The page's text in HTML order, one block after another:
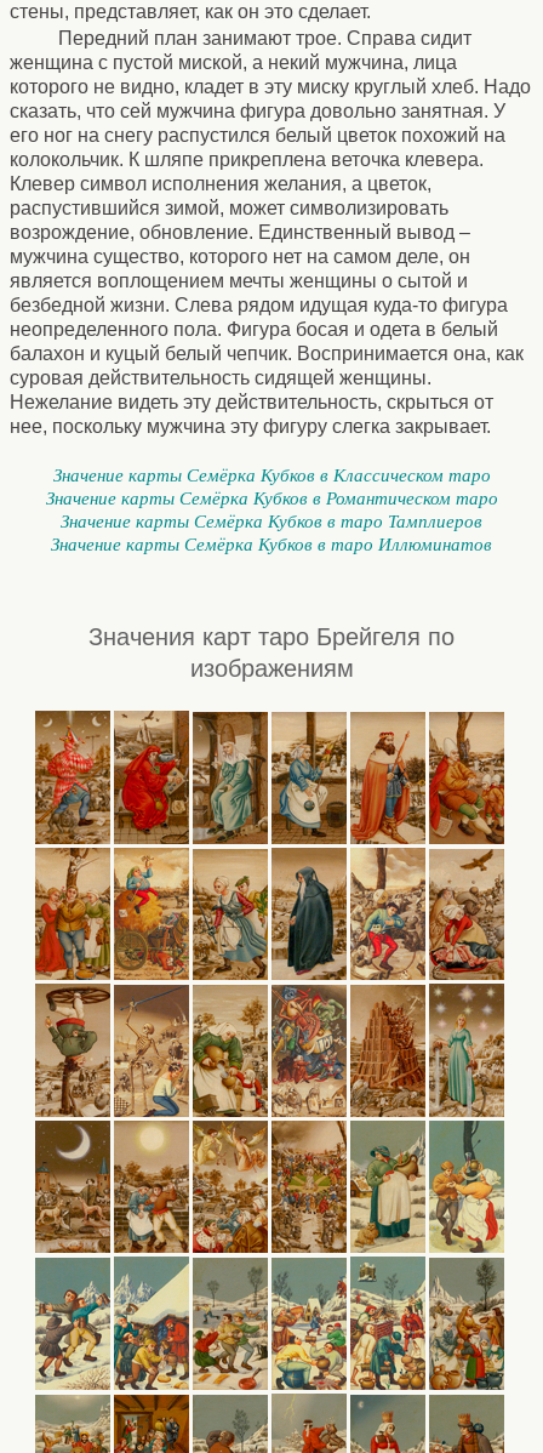
стены, представляет, как он это сделает.
Передний план занимают трое. Справа сидит
женщина с пустой миской, а некий мужчина, лица
которого не видно, кладет в эту миску круглый хлеб. Надо
сказать, что сей мужчина фигура довольно занятная. У
его ног на снегу распустился белый цветок похожий на
колокольчик. К шляпе прикреплена веточка клевера.
Клевер символ исполнения желания, а цветок,
распустившийся зимой, может символизировать
возрождение, обновление. Единственный вывод –
мужчина существо, которого нет на самом деле, он
является воплощением мечты женщины о сытой и
безбедной жизни. Слева рядом идущая куда-то фигура
неопределенного пола. Фигура босая и одета в белый
балахон и куцый белый чепчик. Воспринимается она, как
суровая действительность сидящей женщины.
Нежелание видеть эту действительность, скрыться от
нее, поскольку мужчина эту фигуру слегка закрывает.
Значение карты Семёрка Кубков в Классическом таро
Значение карты Семёрка Кубков в Романтическом таро
Значение карты Семёрка Кубков в таро Тамплиеров
Значение карты Семёрка Кубков в таро Иллюминатов
Значения карт таро Брейгеля по
изображениям